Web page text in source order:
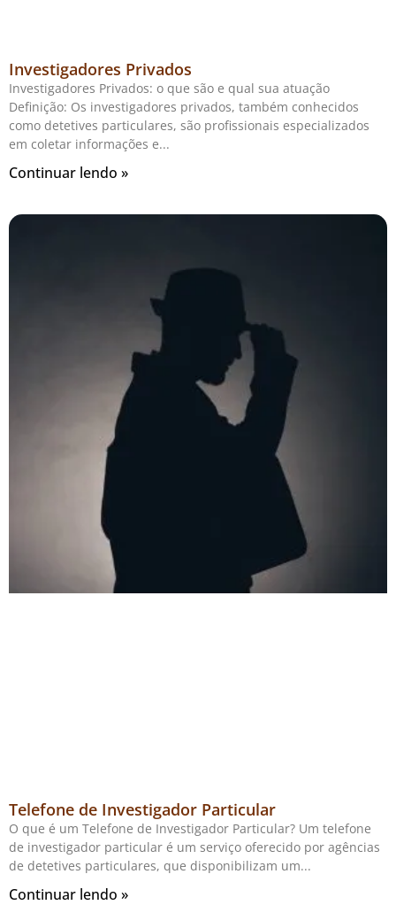
Investigadores Privados
Investigadores Privados: o que são e qual sua atuação
Definição: Os investigadores privados, também conhecidos
como detetives particulares, são profissionais especializados
em coletar informações e
Continuar lendo »
Telefone de Investigador Particular
O que é um Telefone de Investigador Particular? Um telefone
de investigador particular é um serviço oferecido por agências
de detetives particulares, que disponibilizam um
Continuar lendo »